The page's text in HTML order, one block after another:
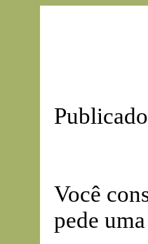
Você
pede